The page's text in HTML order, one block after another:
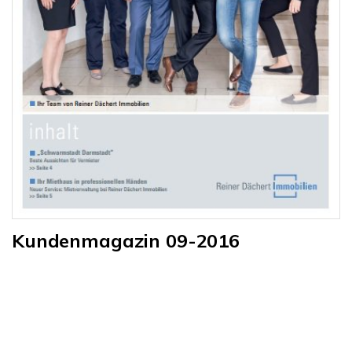
Kundenmagazin 09-2016